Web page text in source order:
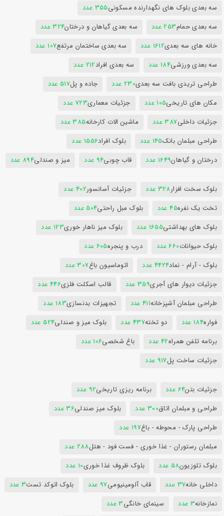
سه بعدی بلوک های نگهدارنده مسکونی355 عدد
سه بعدی حمام253 عدد سه بعدی گیاهان و درختان324 عدد
خانه های سه بعدی1612 عدد سه بعدی ساختمان مرتفع107 عدد
سه بعدی ورزشی184 عدد سه بعدی افراد212 عدد
طراحی تریدی بافت سه بعدی230 عدد جاده و پل517 عدد
مکان های تاریخی105 عدد جزئیات معماری723 عدد
جزئیات داخلی387 عدد ماشین الات کارخانه385 عدد
طراحی مبلمان بانک145 عدد بلوک افراد1556 عدد
درختان و گیاهان1649 عدد قاب چوبی94 عدد میز و صندلی894 عدد
بلوک سخت افزار328 عدد جزئیات آسانسور402 عدد
تخت یک نفره45 عدد بلوک مبل راحتی504 عدد
بلوک های بهداشتی1655 عدد بلوک میز ناهار خوری123 عدد
بلوک حیوانات660 عدد درب و پنجره605 عدد
بلوک - آرام - نماد4424 عدد اتوماسیون باغ307 عدد
جزئیات دیوار های آجری359 عدد قالب اسکلت فلزی446 عدد
طراحی مبلمان آشپزخانه411 عدد تجهیزات بدنسازی183 عدد
فواره184 عدد دو تخته437 عدد بلوک میز و صندلی524 عدد
برنامه تلفن همراه42 عدد باغ شخصی106 عدد
جزئیات ساخت پل917 عدد
جزئیات بتن64 عدد برنامه ریزی تاریخی92 عدد
طراحی و مبلمان اتاق300 عدد بلوک میز صندلی36 عدد
طراحی پارک - محوطه - باغ197 عدد
مبلمان رستوران - غذا خوری - فست فود - هتل288 عدد
بلوک تلوزیون58 عدد بلوک ظروف غذا خوری10 عدد
داخلی خانه37 عدد قاب آلومینیومی97 عدد بلوک اتوکد تست3 عدد
نمازخانه3 عدد سینمای خانگی3 عدد